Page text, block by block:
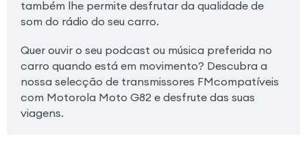
também lhe permite desfrutar da qualidade de
som do rádio do seu carro.
Quer ouvir o seu podcast ou música preferida no
carro quando está em movimento? Descubra a
nossa selecção de transmissores FMcompatíveis
com Motorola Moto G82 e desfrute das suas
viagens.